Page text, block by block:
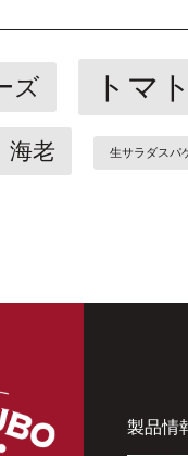
ズ トマ
海老 生サラダスパ
製品情